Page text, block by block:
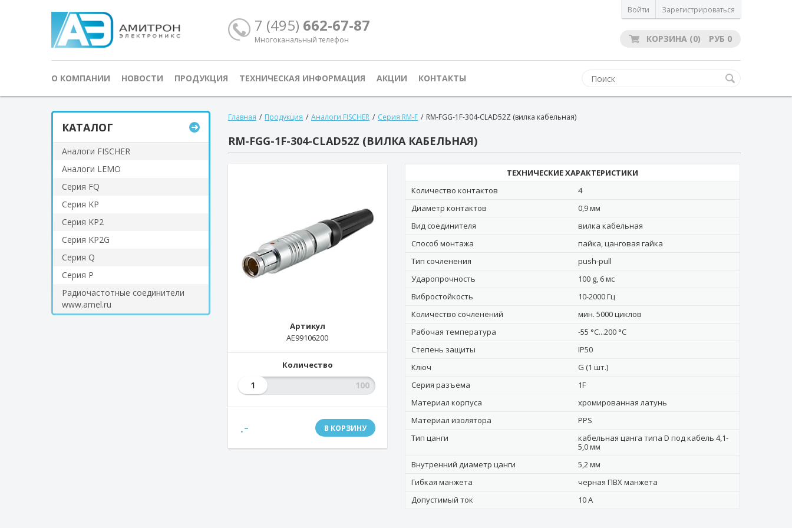
7 (495) 662-67-87
Многоканальный телефон
Войти Зарегистрироваться
КОРЗИНА (0) РУБ 0
О КОМПАНИИ НОВОСТИ ПРОДУКЦИЯ ТЕХНИЧЕСКАЯ ИНФОРМАЦИЯ АКЦИИ КОНТАКТЫ
КАТАЛОГ
Аналоги FISCHER
Аналоги LEMO
Серия FQ
Серия KP
Серия KP2
Серия KP2G
Серия Q
Серия Р
Радиочастотные соединители
www.amel.ru
Главная / Продукция / Аналоги FISCHER / Серия RM-F / RM-FGG-1F-304-CLAD52Z (вилка кабельная)
RM-FGG-1F-304-CLAD52Z (ВИЛКА КАБЕЛЬНАЯ)
Артикул
AE99106200
Количество
1
.- В КОРЗИНУ
ТЕХНИЧЕСКИЕ ХАРАКТЕРИСТИКИ
Количество контактов
4
Диаметр контактов
0,9 мм
Вид соединителя
вилка кабельная
Способ монтажа
пайка, цанговая гайка
Тип сочленения
push-pull
Ударопрочность
100 g, 6 мс
Вибростойкость
10-2000 Гц
Количество сочленений
мин. 5000 циклов
Рабочая температура
-55 °C...200 °C
Степень защиты
IP50
Ключ
G (1 шт.)
Серия разъема
1F
Материал корпуса
хромированная латунь
Материал изолятора
PPS
Тип цанги
кабельная цанга типа D под кабель 4,1-
5,0 мм
Внутренний диаметр цанги
5,2 мм
Гибкая манжета
черная ПВХ манжета
Допустимый ток
10 А